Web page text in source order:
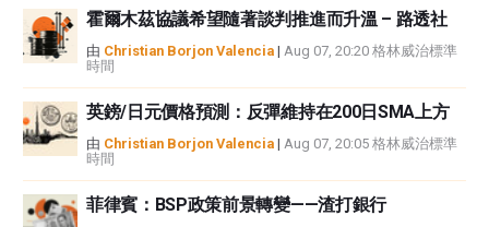
霍爾木茲協議希望隨著談判推進而升溫 – 路透社
由 Christian Borjon Valencia | Aug 07, 20:20 格林威治標準
時間
英鎊/日元價格預測：反彈維持在200日SMA上方
由 Christian Borjon Valencia | Aug 07, 20:05 格林威治標準
時間
菲律賓：BSP政策前景轉變——渣打銀行